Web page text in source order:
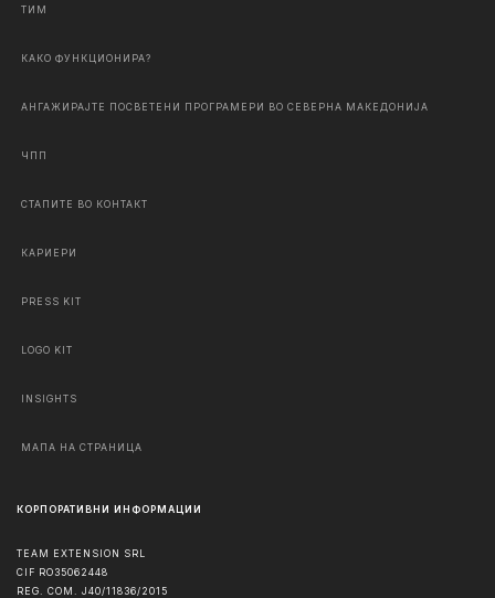
ТИМ
КАКО ФУНКЦИОНИРА?
АНГАЖИРАЈТЕ ПОСВЕТЕНИ ПРОГРАМЕРИ ВО СЕВЕРНА МАКЕДОНИЈА
ЧПП
СТАПИТЕ ВО КОНТАКТ
КАРИЕРИ
PRESS KIT
LOGO KIT
INSIGHTS
МАПА НА СТРАНИЦА
КОРПОРАТИВНИ ИНФОРМАЦИИ
TEAM EXTENSION SRL
CIF RO35062448
REG. COM. J40/11836/2015